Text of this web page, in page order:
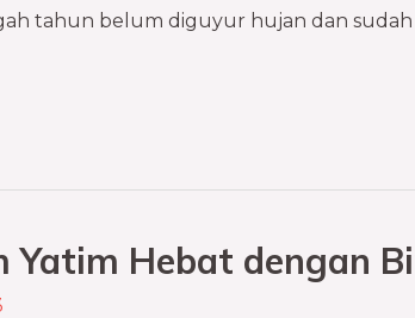
tahun belum diguyur hujan dan sudah
Yatim Hebat dengan